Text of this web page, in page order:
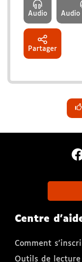
Audio Audio
Partager
Centre
Comment
Outils de lecture